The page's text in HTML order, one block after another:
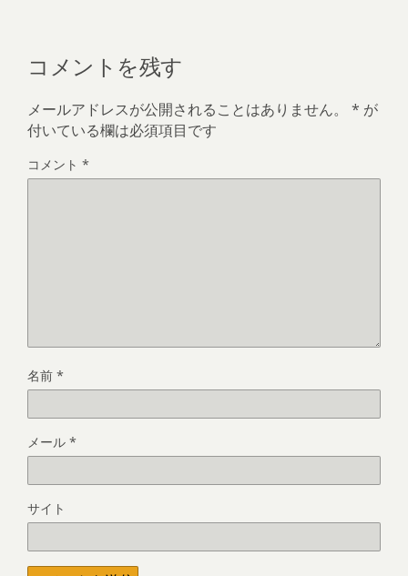
コメントを残す
メールアドレスが公開されることはありません。 * が
付いている欄は必須項目です
コメント *
名前 *
メール *
サイト